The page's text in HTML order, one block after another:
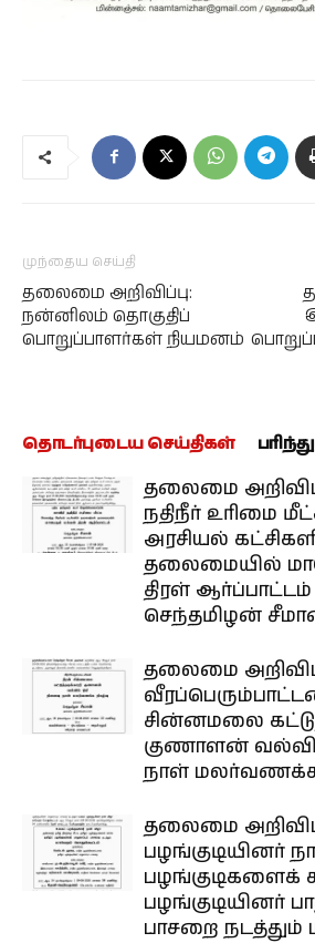
முந்தைய செய்தி
தலைமை அறிவிப்பு:
நன்னிலம் தொகுதிப்
பொறுப்பாளர்கள் நியமனம்
தொடர்புடைய செய்திகள்
தலைமை
நதிநீர் உரிமை
அரசியல்
தலைமையில்
திரள்
செந்தமிழன்
தலைமை
சின்னமலை
குணாளன்
நாள் மலர்வணக்க
தலைமை
பழங்குடியினர்
பழங்குடிகளைக்
பழங்குடியினர்
பாசறை நடத்தும்